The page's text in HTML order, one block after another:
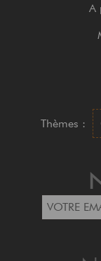
A
Thèmes :